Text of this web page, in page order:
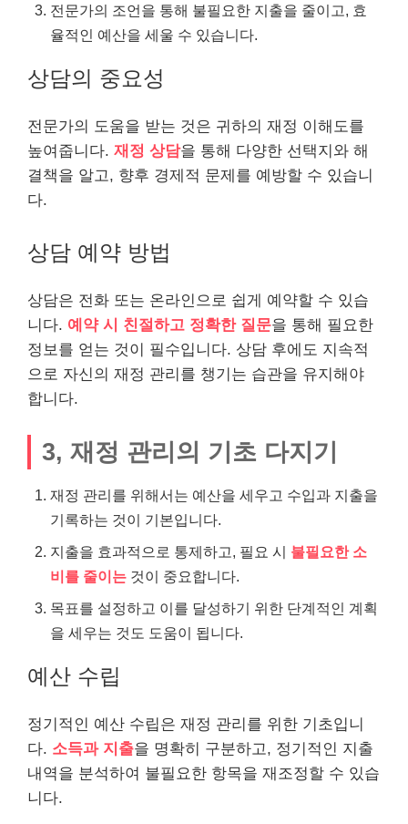
전문가의 조언을 통해 불필요한 지출을 줄이고, 효
율적인 예산을 세울 수 있습니다.
상담의 중요성
전문가의 도움을 받는 것은 귀하의 재정 이해도를
높여줍니다. 재정 상담을 통해 다양한 선택지와 해
결책을 알고, 향후 경제적 문제를 예방할 수 있습니
다.
상담 예약 방법
상담은 전화 또는 온라인으로 쉽게 예약할 수 있습
니다. 예약 시 친절하고 정확한 질문을 통해 필요한
정보를 얻는 것이 필수입니다. 상담 후에도 지속적
으로 자신의 재정 관리를 챙기는 습관을 유지해야
합니다.
3, 재정 관리의 기초 다지기
재정 관리를 위해서는 예산을 세우고 수입과 지출을
기록하는 것이 기본입니다.
지출을 효과적으로 통제하고, 필요 시 불필요한 소
비를 줄이는 것이 중요합니다.
목표를 설정하고 이를 달성하기 위한 단계적인 계획
을 세우는 것도 도움이 됩니다.
예산 수립
정기적인 예산 수립은 재정 관리를 위한 기초입니
다. 소득과 지출을 명확히 구분하고, 정기적인 지출
내역을 분석하여 불필요한 항목을 재조정할 수 있습
니다.